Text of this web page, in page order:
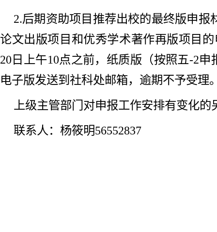
2.后期资助项目推荐出校的最终版申报
论文出版项目和优秀学术著作再版项目
20日上午10点之前，纸质版（按照五-2申
电子版发送到社科处邮箱，逾期不予受理
上级主管部门对申报工作安排有变化的
联系人：杨筱明56552837